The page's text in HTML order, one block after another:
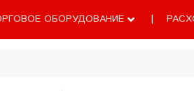
ОБОРУДОВАНИЕ